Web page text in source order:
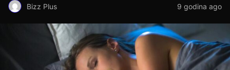
Bizz Plus 9 godina ago